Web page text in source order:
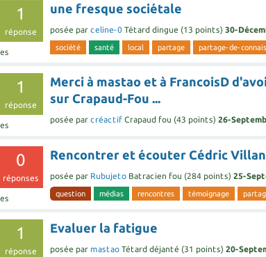
1
réponse
une fresque sociétale
posée par celine-0 Tétard dingue (13 points) 30-
société santé local partage partage-de-
1
réponse
Merci à mastao et à FrancoisD
sur Crapaud-Fou ...
posée par créactif Crapaud fou (43 points) 26-
0
réponses
Rencontrer et écouter Cédric
posée par Rubujeto Batracien fou (284 points) 25-
question médias rencontres témoignage
1
réponse
Evaluer la fatigue
posée par mastao Tétard déjanté (31 points) 20-